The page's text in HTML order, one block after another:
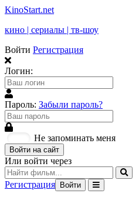
KinoStart.net
кино | сериалы | тв-шоу
Войти Регистрация
Логин:
Пароль: Забыли пароль?
Не запоминать меня
Войти на сайт
Или войти через
Регистрация Войти